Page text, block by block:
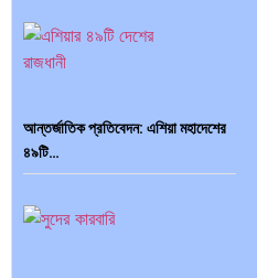
আন্তর্জাতিক প্রতিবেদন: এশিয়া মহাদেশের
৪৯টি…